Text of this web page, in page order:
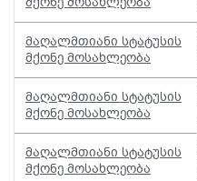
მაღალმთიანი სტატუსის
მქონე მოსახლეობა
მაღალმთიანი სტატუსის
მქონე მოსახლეობა
მაღალმთიანი სტატუსის
მქონე მოსახლეობა